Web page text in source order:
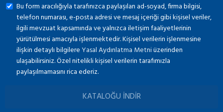
Bu form aracılığıyla tarafınızca paylaşılan ad-soyad, firma bilgisi,
telefon numarası, e-posta adresi ve mesaj içeriği gibi kişisel veriler,
ilgili mevzuat kapsamında ve yalnızca iletişim faaliyetlerinin
yürütülmesi amacıyla işlenmektedir. Kişisel verilerin işlenmesine
ilişkin detaylı bilgilereYasal Aydınlatma Metniüzerinden
ulaşabilirsiniz. Özel nitelikli kişisel verilerin tarafımızla
paylaşılmamasını rica ederiz.
KATALOĞU İNDİR